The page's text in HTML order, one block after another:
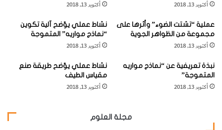
النقّار المُلتحي ( Bearded Woodpecker
)
الاسم العلمي: Dendropicos namaquus، فصيلة النقّاريّة
(
Picidae)، الطول 24 سم / 5,9 بوصات.
يّ
ل
ذّ
ي
"
ل
ن
ق
"
أكتوبر 13, 2018 أكتوبر 13, 2018
عملية “تشتت الضوء” وأثرها على
مجموعة من الظواهر الجوية
أكتوبر 13, 2018
نشاط عملي يوّضح آلية تكوين
“نماذج مواريه” المتموجة
أكتوبر 13, 2018
نبذة تعريفية عن “نماذج مواريه
المتموجة”
أكتوبر 13, 2018
نشاط عملي يوّضح طريقة صنع
مقياس الطيف
أكتوبر 13, 2018
مجلة العلوم